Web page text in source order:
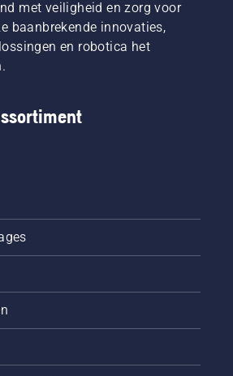
met veiligheid en zorg voor
baanbrekende innovaties,
en robotica het